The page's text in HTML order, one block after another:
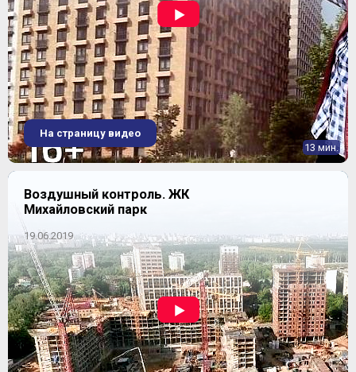
13 мин.
На страницу видео
Воздушный контроль. ЖК
Михайловский парк
19.06.2019